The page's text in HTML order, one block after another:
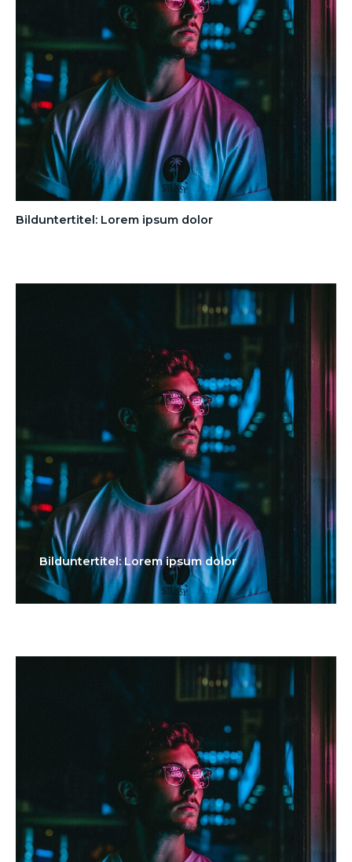
Bilduntertitel: Lorem ipsum dolor
Bilduntertitel: Lorem ipsum dolor